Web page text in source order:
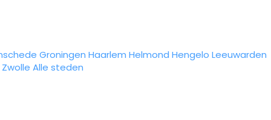
Groningen Haarlem Helmond Hengelo Leeuwarden
Zwolle Alle steden